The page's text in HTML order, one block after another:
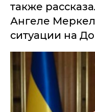
также
Ангеле
ситуации на